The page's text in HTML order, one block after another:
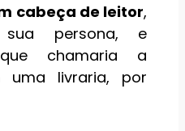
cabeça de leitor,
persona, e
chamaria a
uma livraria, por